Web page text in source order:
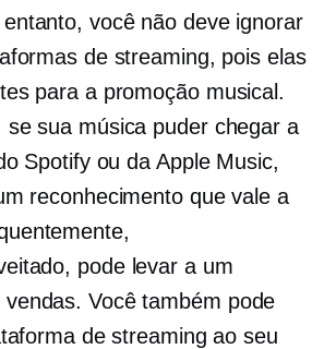
você não deve ignorar
de streaming, pois elas
para a promoção musical.
se sua música puder chegar a
Spotify ou da Apple Music,
reconhecimento que vale a
pode levar a um
Você também pode
de streaming ao seu